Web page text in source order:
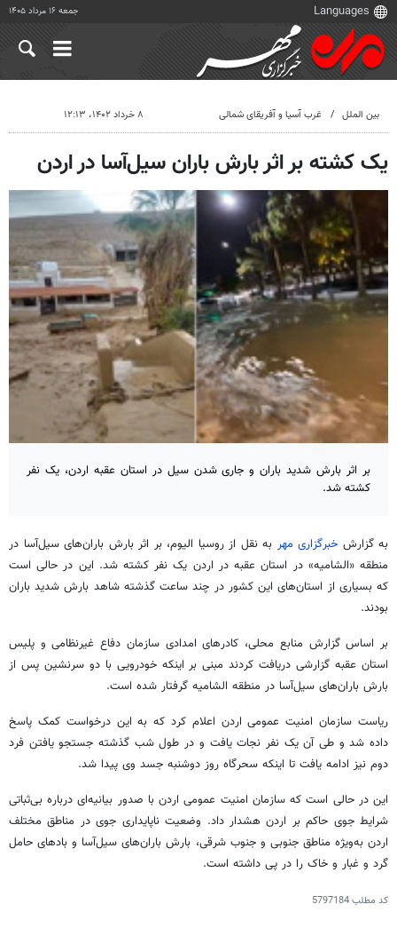
جمعه ۱۶ مرداد ۱۴۰۵
بین الملل غرب آسیا و آفریقای شمالی ۸ خرداد ۱۴۰۲، ۱۲:۱۳
یک کشته بر اثر بارش باران سیل‌آسا در اردن
بر اثر بارش شدید باران و جاری شدن سیل در استان عقبه اردن، یک نفر
کشته شد.
به گزارش خبرگزاری مهر به نقل ازروسیا الیوم، بر اثر بارش باران‌های سیل‌آسا در
منطقه «الشامیه» در استان عقبه در اردن یک نفر کشته شد. این در حالی است
که بسیاری از استان‌های این کشور در چند ساعت گذشته شاهد بارش شدید باران
بودند.
بر اساس گزارش منابع محلی، کادرهای امدادی سازمان دفاع غیرنظامی و پلیس
استان عقبه گزارشی دریافت کردند مبنی بر اینکه خودرویی با دو سرنشین پس از
بارش باران‌های سیل‌آسا در منطقه الشامیه گرفتار شده است.
ریاست سازمان امنیت عمومی اردن اعلام کرد که به این درخواست کمک پاسخ
داده شد و طی آن یک نفر نجات یافت و در طول شب گذشته جستجویافتن فرد
دوم نیز ادامه یافت تا اینکه سحرگاه روز دوشنبه جسد وی پیدا شد.
این در حالی است که سازمان امنیت عمومی اردن با صدور بیانیه‌ای درباره بی‌ثباتی
شرایط جوی حاکم بر اردن هشدار داد. وضعیت ناپایداری جوی در مناطق مختلف
اردن به‌ویژه مناطق جنوبی و جنوب شرقی، بارش باران‌های سیل‌آسا و بادهای حامل
گرد و غبار و خاک را در پی داشته است.
کد مطلب5797184